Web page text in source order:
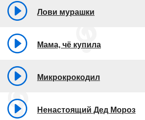
Лови мурашки
Мама, чё купила
Микрокрокодил
Ненастоящий Дед Мороз